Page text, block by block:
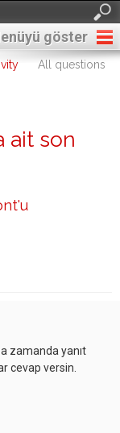
göster
All questions
ait son
zamanda yanıt
cevap versin.